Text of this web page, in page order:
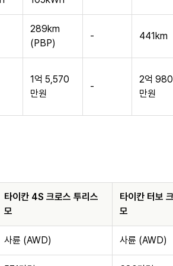
289km
(PBP)
- 441km
1억 5,570
만원
-
2억 980
만원
타이칸 4S 크로스 투리스
모
타이칸 터보
모
사륜 (AWD) 사륜 (AWD)